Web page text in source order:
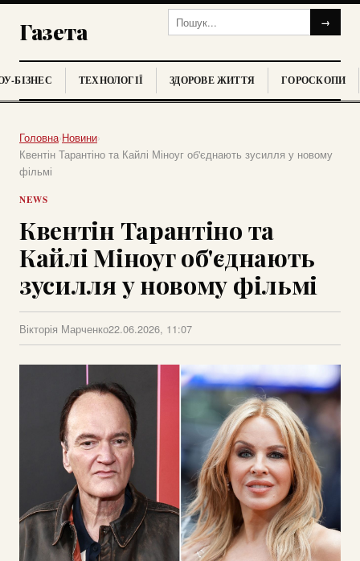
Газета →
БІЗНЕС ТЕХНОЛОГІЇ ЗДОРОВЕ ЖИТТЯ ГОРОСКОПИ
Головна›Новини›
Квентін Тарантіно та Кайлі Міноуг об'єднають зусилля у новому
фільмі
NEWS
Квентін Тарантіно та
Кайлі Міноуг об'єднають
зусилля у новому фільмі
Вікторія Марченко22.06.2026, 11:07